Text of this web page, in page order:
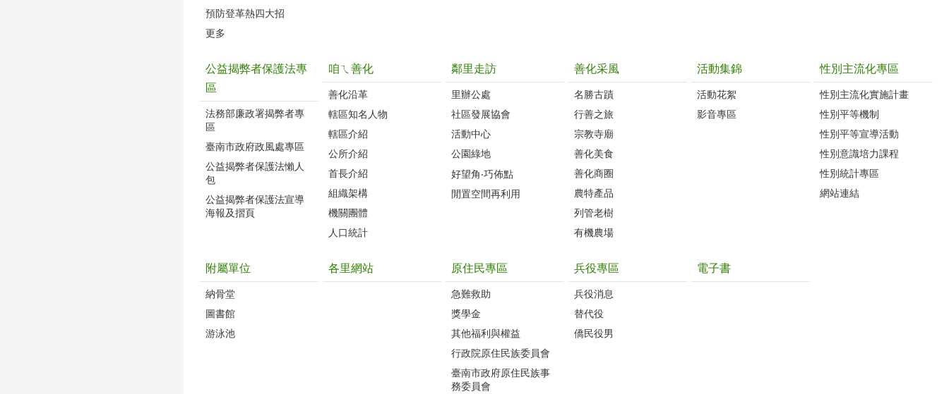
預防登革熱四大招
更多
公益揭弊者保護法專
區
法務部廉政署揭弊者專
區
臺南市政府政風處專區
公益揭弊者保護法懶人
包
公益揭弊者保護法宣導
海報及摺頁
咱ㄟ善化
善化沿革‭
轄區知名人物‭
轄區介紹
公所介紹
首長介紹
組織架構
機關團體
人口統計
鄰里走訪
里辦公處‭ ‭
社區發展協會‭
活動中心
公園綠地
好望角‧巧佈點
閒置空間再利用
善化采風
名勝古蹟
行善之旅
宗教寺廟
善化美食
善化商圈
農特產品
列管老樹
有機農場
活動集錦
活動花絮
影音專區
性別主流化專區
性別主流化實施計畫
性別平等機制
性別平等宣導活動
性別意識培力課程
性別統計專區
網站連結
附屬單位
納骨堂
圖書館
游泳池
各里網站 原住民專區
急難救助
獎學金
其他福利與權益
行政院原住民族委員會
臺南市政府原住民族事
務委員會
兵役專區
兵役消息
替代役
僑民役男
電子書